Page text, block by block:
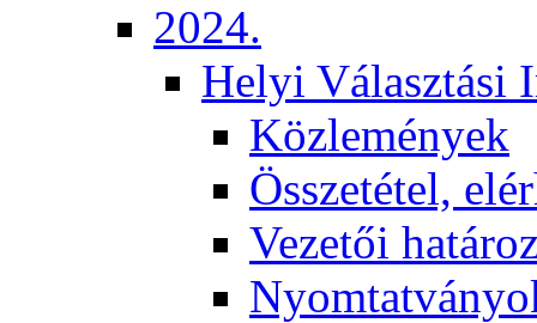
2024.
Helyi Választási
Közlemények
Összetétel,
Vezetői